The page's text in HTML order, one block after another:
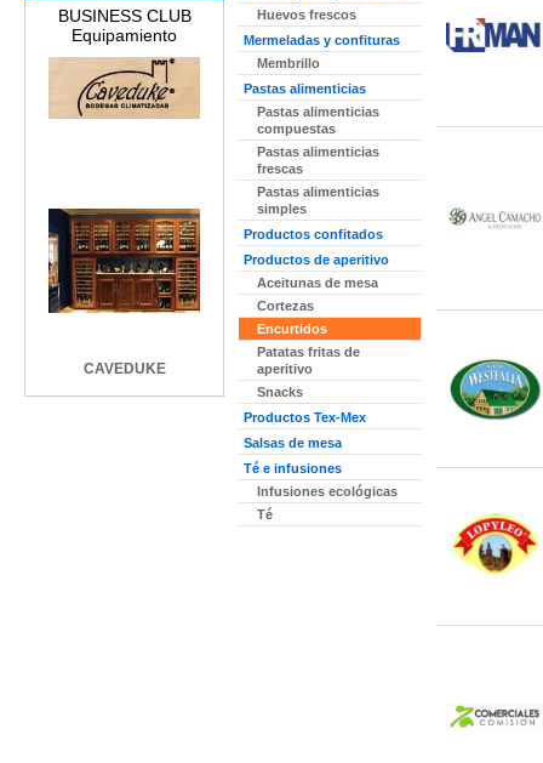
BUSINESS CLUB
Equipamiento
CAVEDUKE
Huevos frescos
Mermeladas y confituras
Membrillo
Pastas alimenticias
Pastas alimenticias
compuestas
Pastas alimenticias
frescas
Pastas alimenticias
simples
Productos confitados
Productos de aperitivo
Aceitunas de mesa
Cortezas
Encurtidos
Patatas fritas de
aperitivo
Snacks
Productos Tex-Mex
Salsas de mesa
Té e infusiones
Infusiones ecológicas
Té